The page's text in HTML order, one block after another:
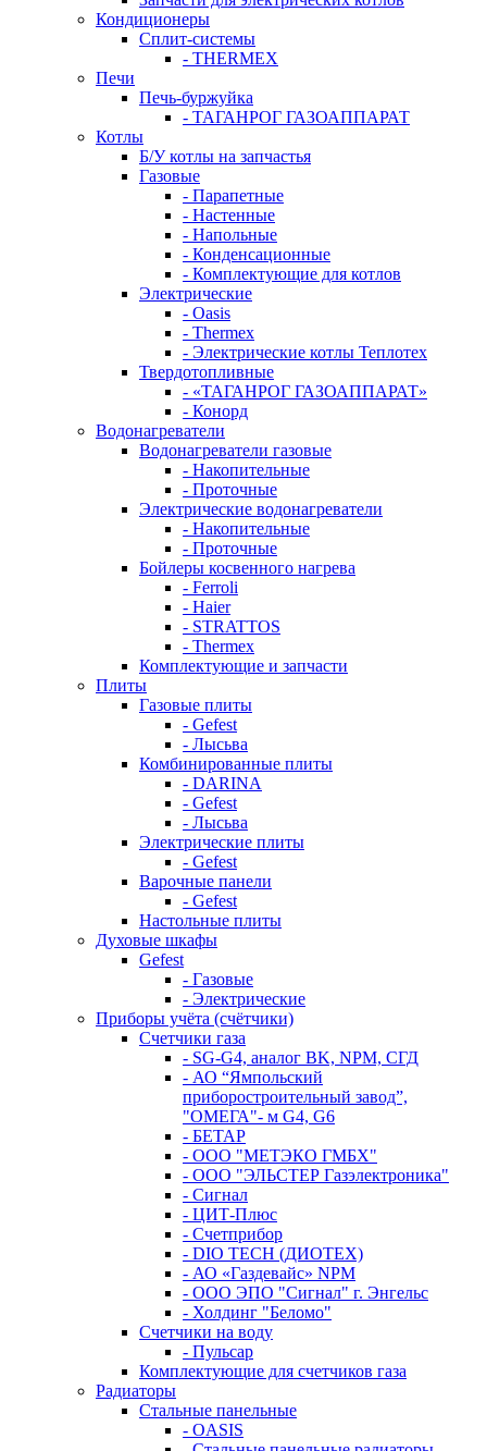
Кондиционеры
Сплит-системы
- THERMEX
Печи
Печь-буржуйка
- ТАГАНРОГ ГАЗОАППАРАТ
Котлы
Б/У котлы на запчастья
Газовые
- Парапетные
- Настенные
- Напольные
- Конденсационные
- Комплектующие для котлов
Электрические
- Oasis
- Thermex
- Электрические котлы Теплотех
Твердотопливные
- «ТАГАНРОГ ГАЗОАППАРАТ»
- Конорд
Водонагреватели
Водонагреватели газовые
- Накопительные
- Проточные
Электрические водонагреватели
- Накопительные
- Проточные
Бойлеры косвенного нагрева
- Ferroli
- Haier
- STRATTOS
- Thermex
Комплектующие и запчасти
Плиты
Газовые плиты
- Gefest
- Лысьва
Комбинированные плиты
- DARINA
- Gefest
- Лысьва
Электрические плиты
- Gefest
Варочные панели
- Gefest
Настольные плиты
Духовые шкафы
Gefest
- Газовые
- Электрические
Приборы учёта (счётчики)
Счетчики газа
- SG-G4, аналог BK, NPM, СГД
- АО “Ямпольский
приборостроительный завод”,
"ОМЕГА"- м G4, G6
- БЕТАР
- ООО "МЕТЭКО ГМБХ"
- ООО "ЭЛЬСТЕР Газэлектроника"
- Сигнал
- ЦИТ-Плюс
- Счетприбор
- DIO TECH (ДИОТЕХ)
- АО «Газдевайс» NPM
- ООО ЭПО "Сигнал" г. Энгельс
- Холдинг "Беломо"
Счетчики на воду
- Пульсар
Комплектующие для счетчиков газа
Радиаторы
Стальные панельные
- OASIS